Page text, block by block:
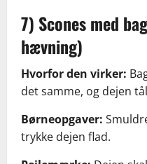
7) Scones med
hævning)
Hvorfor den virker:
det samme, og dejen
Børneopgaver:
trykke dejen flad.